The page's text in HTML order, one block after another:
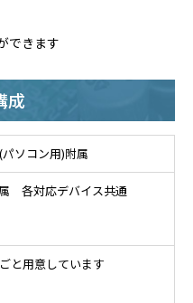
できます
成
ソコン用)附属
各対応デバイス共通
と用意しています